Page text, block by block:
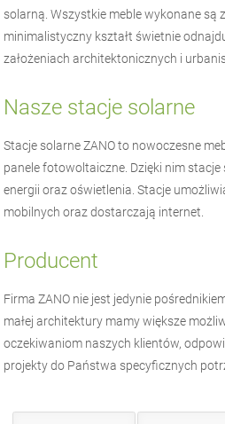
solarną. Wszystkie meble wykonane są
minimalistyczny kształt świetnie
założeniach architektonicznych i
Nasze stacje solarne
Stacje solarne ZANO to nowoczesne
panele fotowoltaiczne. Dzięki nim stacje
energii oraz oświetlenia. Stacje
mobilnych oraz dostarczają internet.
Producent
FirmaZANO nie jest jedynie
małej architektury mamy większe
oczekiwaniom naszych klientów,
projekty do Państwa specyficznych